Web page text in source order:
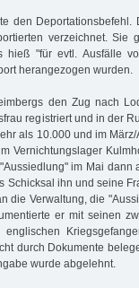
den Deportationsbefehl.
verzeichnet. Sie
"für evtl. Ausfälle
herangezogen wurden.
den Zug nach
registriert und in der
als 10.000 und im
Vernichtungslager
im Mai dann
Schicksal ihn und seine
die Verwaltung, die
er mit seinen
durch Dokumente
wurde abgelehnt.